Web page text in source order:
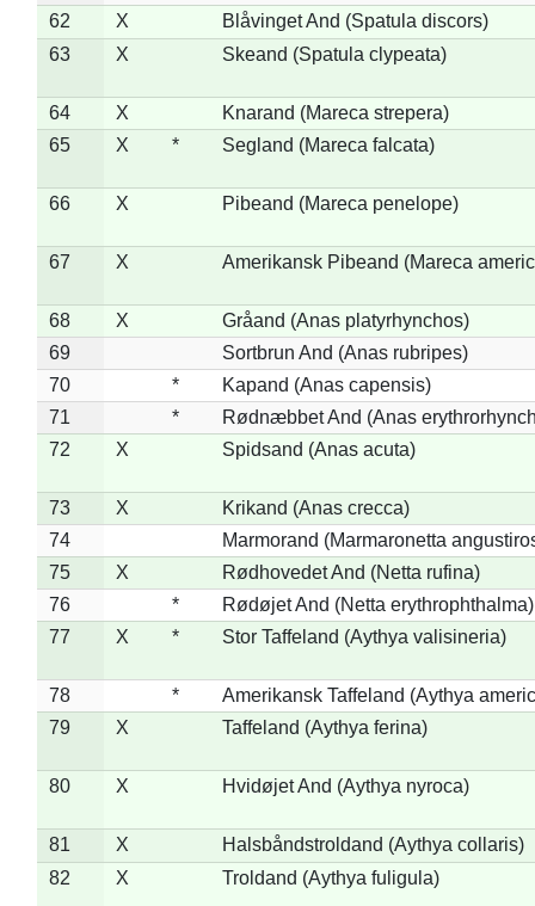
62
X
Blåvinget And (Spatula discors)
63
X Skeand (Spatula clypeata)
64 X
Knarand (Mareca strepera)
65
X * Segland (Mareca falcata)
66 X Pibeand (Mareca penelope)
67 X Amerikansk Pibeand (Mareca
68 X
Gråand (Anas platyrhynchos)
69
Sortbrun And (Anas rubripes)
70
*
Kapand (Anas capensis)
71
*
Rødnæbbet And (Anas
72
X Spidsand (Anas acuta)
73 X
Krikand (Anas crecca)
74
Marmorand (Marmaronetta
75
X
Rødhovedet And (Netta rufina)
76
*
Rødøjet And (Netta erythrophthalma)
77
X * Stor Taffeland (Aythya valisineria)
78 *
Amerikansk Taffeland (Aythya
79
X Taffeland (Aythya ferina)
80 X Hvidøjet And (Aythya nyroca)
81 X
Halsbåndstroldand (Aythya collaris)
82
X Troldand (Aythya fuligula)